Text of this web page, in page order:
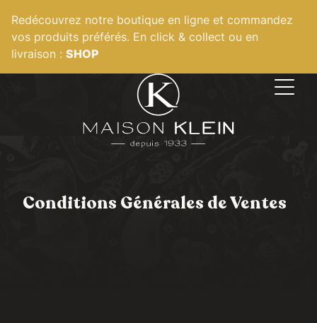
Redécouvrez notre boutique en ligne et commandez
vos produits préférés. En click & collect ou en
livraison : SHOP
Conditions Générales de Ventes